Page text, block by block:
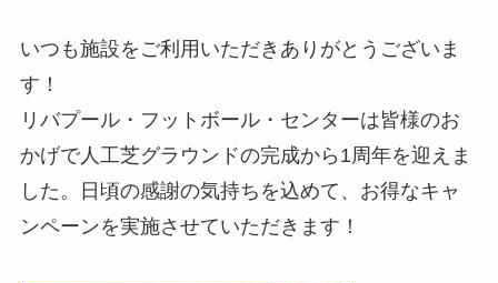
いつも施設をご利用いただきありがとうございま
す！
リバプール・フットボール・センターは皆様のお
かげで人工芝グラウンドの完成から1周年を迎えま
した。日頃の感謝の気持ちを込めて、お得なキャ
ンペーンを実施させていただきます！